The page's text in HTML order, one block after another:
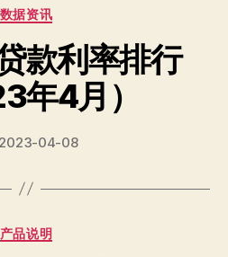
Categories
数据资讯
款利率排行
年4月）
2023-04-08
Categories
产品说明